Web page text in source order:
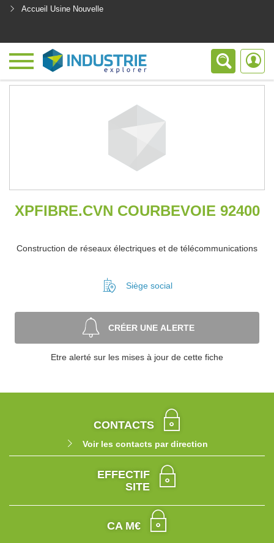
Accueil Usine Nouvelle
XPFIBRE.CVN COURBEVOIE 92400
Construction de réseaux électriques et de télécommunications
Siège social
CRÉER UNE ALERTE
Etre alerté sur les mises à jour de cette fiche
CONTACTS
Voir les contacts par direction
EFFECTIF
SITE
CA M€